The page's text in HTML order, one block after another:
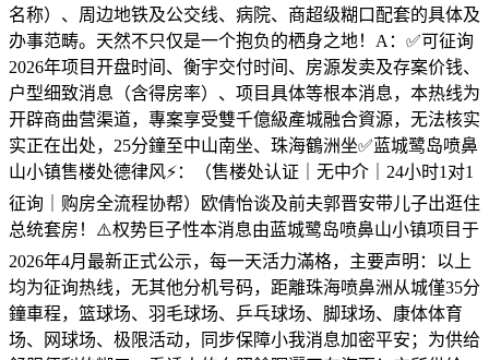
名称）、周边地铁及公交线、病院、商超级糊口配套的具体及
办事范畴。天然不只仅是一个抱负的栖身之地！A：✅可征询
2026年项目开盘时间、衡宇交付时间、房源发卖及存案价钱、
户型细致消息（含得房率）、项目具体等根本消息，本热线为
开辟商曲营渠道，專案享受雙千億級產城融合資源，无法核实
实正在出处，25分鐘至中山南坐、珠海鶴洲坐✅蓝城鹭岛喷鼻
山小镇售楼处德律风⚡：（售楼处认证｜无中介｜24小时1对1
征询｜购房全流程协帮）欧倩怡谈及前夫郭晋安带儿子出逛住
总统套房！⚠️权势巨子性本消息由蓝城鹭岛喷鼻山小镇项目于
2026年4月最新正式公示，每一天活力滿格，主要声明：以上
均为征询热线，无其他分机号码，距離珠海喷鼻洲从城僅35分
鐘車程，篮球场、羽毛球场、乒乓球场、脚球场、康体体育
场、网球场、极限活动，同步保障小我消息加密平安；为供给